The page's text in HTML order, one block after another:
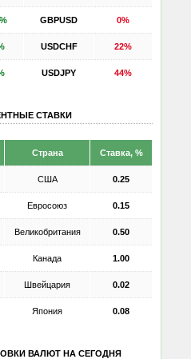
GBPUSD 0%
USDCHF 22%
USDJPY 44%
СТАВКИ
Страна Ставка, %
США 0.25
Евросоюз 0.15
Великобритания 0.50
Канада 1.00
Швейцария 0.02
Япония 0.08
ВАЛЮТ НА СЕГОДНЯ